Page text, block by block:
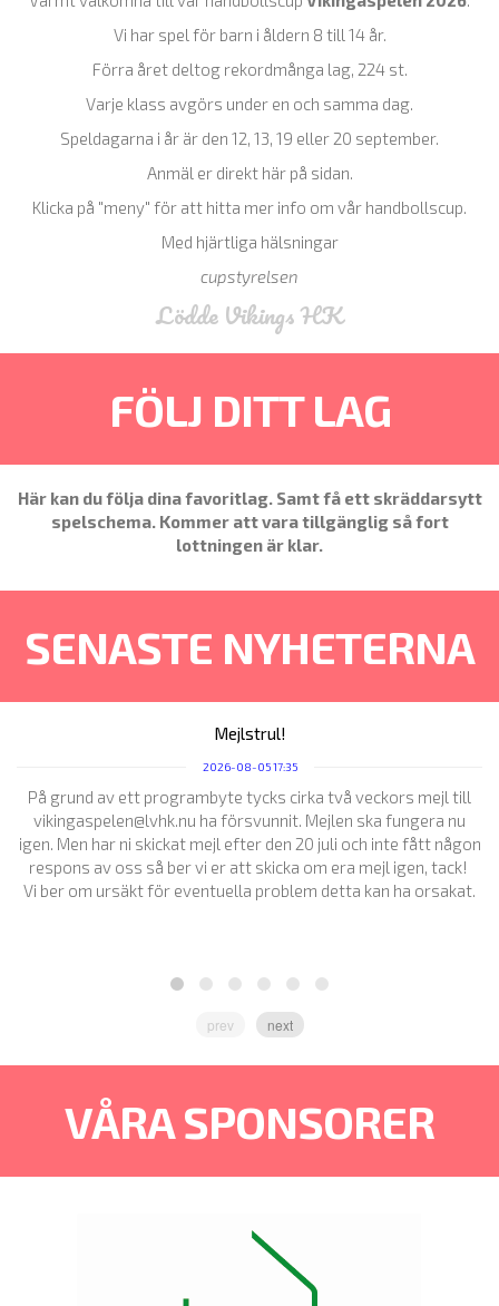
Vi har spel för barn i åldern 8 till 14 år.
Förra året deltog rekordmånga lag, 224 st.
Varje klass avgörs under en och samma dag.
Speldagarna i år är den 12, 13, 19 eller 20 september.
Anmäl er direkt här på sidan.
Klicka på "meny" för att hitta mer info om vår handbollscup.
Med hjärtliga hälsningar
cupstyrelsen
Lödde Vikings HK
FÖLJ DITT LAG
Här kan du följa dina favoritlag. Samt få ett skräddarsytt
spelschema. Kommer att vara tillgänglig så fort
lottningen är klar.
SENASTE NYHETERNA
Mejlstrul!
2026-08-05 17:35
På grund av ett programbyte tycks cirka två veckors mejl till
vikingaspelen@lvhk.nu ha försvunnit. Mejlen ska fungera nu
igen. Men har ni skickat mejl efter den 20 juli och inte fått någon
respons av oss så ber vi er att skicka om era mejl igen, tack!
Vi ber om ursäkt för eventuella problem detta kan ha orsakat.
prev next
VÅRA SPONSORER